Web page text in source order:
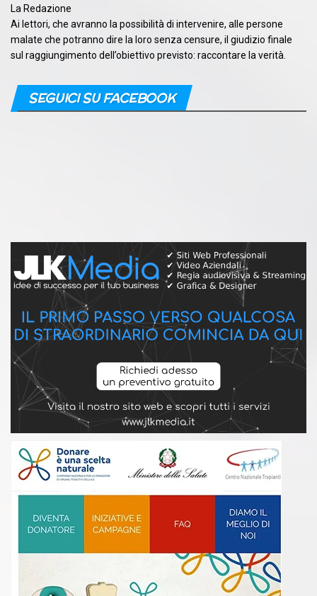
La Redazione
Ai lettori, che avranno la possibilità di intervenire, alle persone
malate che potranno dire la loro senza censure, il giudizio finale
sul raggiungimento dell’obiettivo previsto: raccontare la verità.
SEGUICI SU FACEBOOK